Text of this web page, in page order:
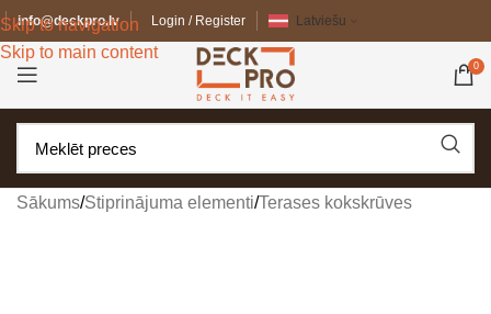
Skip to navigation
Skip to main content
info@deckpro.lv Login / Register Latviešu
0
Sākums/Stiprinājuma elementi/Terases kokskrūves